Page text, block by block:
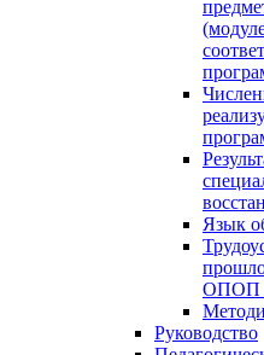
Язык
ОПОП
Руководство